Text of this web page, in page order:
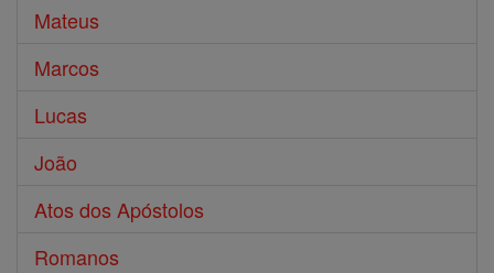
Mateus
Marcos
Lucas
João
Atos dos Apóstolos
Romanos